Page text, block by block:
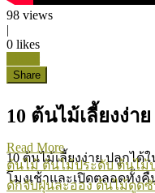
98 views
|
0 likes
Share
10 ต้นไม้เลี้ยงง่
10 ต้นไม้เลี้ยงง่าย ปลูกได้
โมงเช้าและเปิดตลอดทั้งคื
Read More
ต้นไม้ต้นไม้ประดับต้นไม้
ดักจับฝุ่นละอองต้นไม้ดูดซั